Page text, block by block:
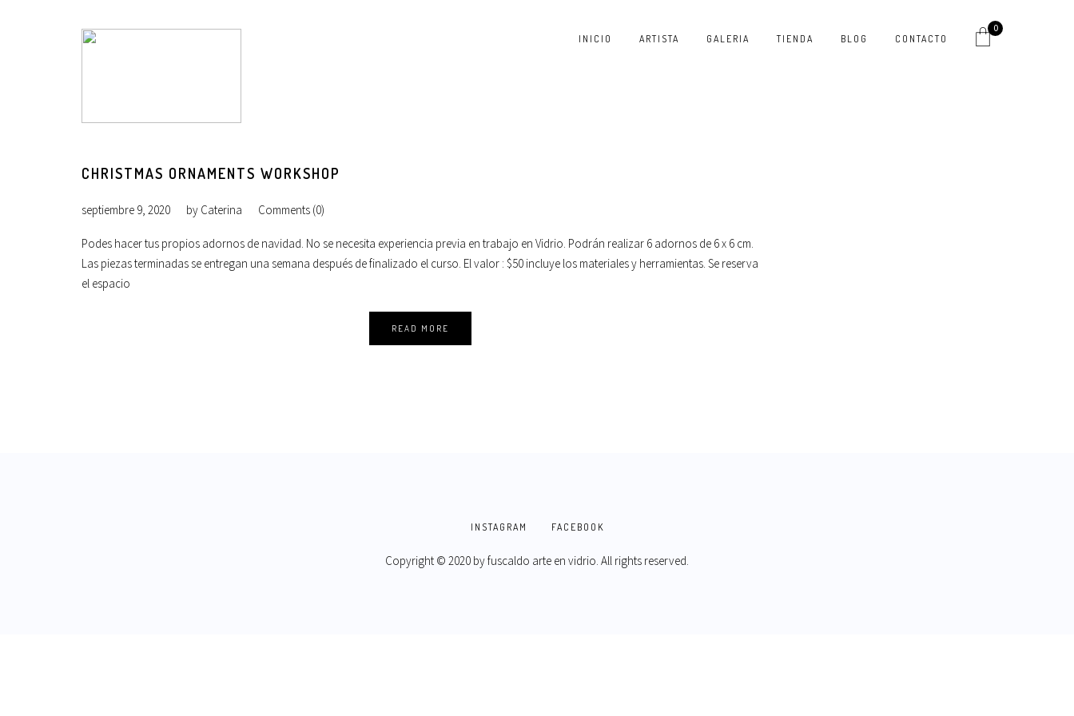
0
INICIO
ARTISTA GALERIA TIENDA BLOG CONTACTO
CHRISTMAS ORNAMENTS WORKSHOP
septiembre 9, 2020 by Caterina Comments (0)
Podes hacer tus propios adornos de navidad. No se necesita experiencia previa en trabajo en Vidrio. Podrán realizar 6 adornos de 6 x 6 cm.
Las piezas terminadas se entregan una semana después de finalizado el curso. El valor : $50 incluye los materiales y herramientas. Se reserva
el espacio
READ MORE
INSTAGRAM FACEBOOK
Copyright © 2020 byfuscaldo arte en vidrio. All rights reserved.